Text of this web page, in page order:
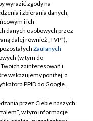
wyrazić zgody na
i zbierania danych,
i ich
danych osobowych przez
dalej również „TVP”),
Zaufanych
(w tym do
zainteresowań i
wskazujemy poniżej, a
PPID do Google.
przez Ciebie naszych
w tym informacje